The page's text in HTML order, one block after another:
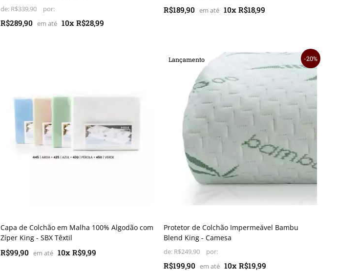
de: R$339,90
R$289,90 10x R$28,99
R$189,90 10x R$18,99
Capa de Colchão em Malha 100% Algodão com
Zíper King - SBX Têxtil
R$99,90 10x R$9,99
Lançamento
Protetor de Colchão Impermeável Bambu
Blend King - Camesa
de: R$249,90
R$199,90 10x R$19,99
20%